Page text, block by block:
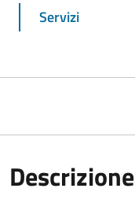
Servizi
Descrizione